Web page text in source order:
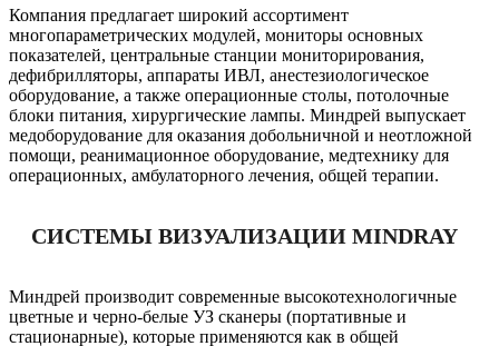
Компания предлагает широкий ассортимент
многопараметрических модулей, мониторы основных
показателей, центральные станции мониторирования,
дефибрилляторы, аппараты ИВЛ, анестезиологическое
оборудование, а также операционные столы, потолочные
блоки питания, хирургические лампы. Миндрей выпускает
медоборудование для оказания добольничной и неотложной
помощи, реанимационное оборудование, медтехнику для
операционных, амбулаторного лечения, общей терапии.
СИСТЕМЫ ВИЗУАЛИЗАЦИИ MINDRAY
Миндрей производит современные высокотехнологичные
цветные и черно-белые УЗ сканеры (портативные и
стационарные), которые применяются как в общей